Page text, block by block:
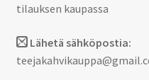
tilauksen kaupassa
Lähetä sähköpostia: